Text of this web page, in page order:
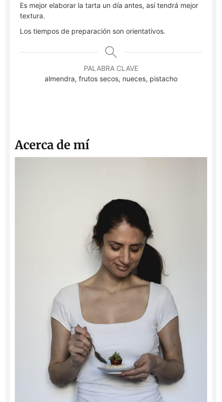
Es mejor elaborar la tarta un día antes, así tendrá mejor
textura.
Los tiempos de preparación son orientativos.
PALABRA CLAVE
almendra, frutos secos, nueces, pistacho
Acerca de mí